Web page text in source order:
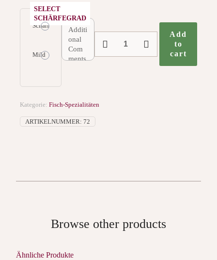
SELECT
SCHÄRFEGRAD
Scharf
Mild
Add
to
cart
Kategorie: Fisch-Spezialitäten
ARTIKELNUMMER: 72
Browse other products
Ähnliche Produkte